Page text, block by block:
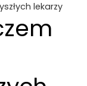
lekarzy